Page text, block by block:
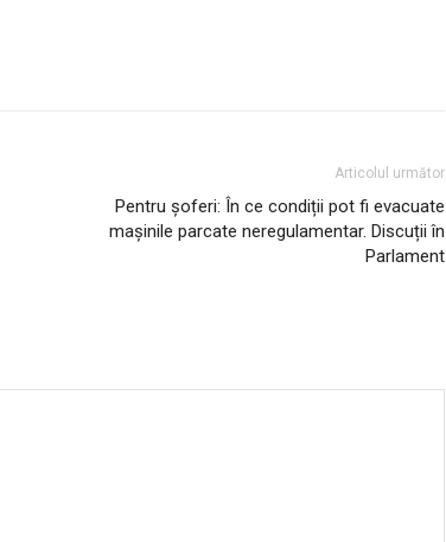
Articolul următor
Pentru șoferi: În ce condiții pot fi evacuate
mașinile parcate neregulamentar. Discuții în
Parlament